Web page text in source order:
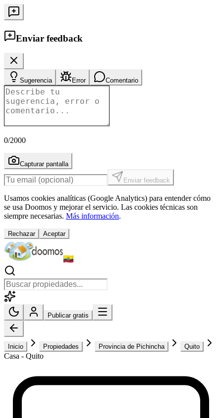
Enviar feedback
Sugerencia Error Comentario
0/2000
Capturar pantalla
Enviar feedback
Usamos cookies analíticas (Google Analytics) para entender cómo
se usa Doomos y mejorar el servicio. Las cookies técnicas son
siempre necesarias. Más información.
Rechazar Aceptar
Publicar gratis
Inicio Propiedades Provincia de Pichincha Quito
Casa - Quito